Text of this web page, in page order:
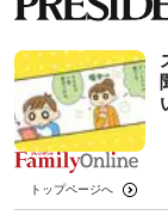
トップページへ